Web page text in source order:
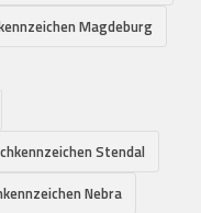
Magdeburg
Stendal
Nebra